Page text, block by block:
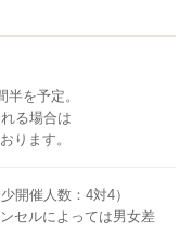
を予定。
る場合は
ります。
開催人数：4対4）
セルによっては男女差